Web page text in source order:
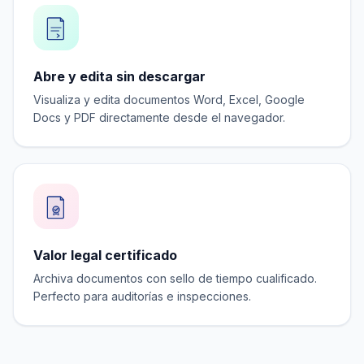
Abre y edita sin descargar
Visualiza y edita documentos Word, Excel, Google
Docs y PDF directamente desde el navegador.
Valor legal certificado
Archiva documentos con sello de tiempo cualificado.
Perfecto para auditorías e inspecciones.